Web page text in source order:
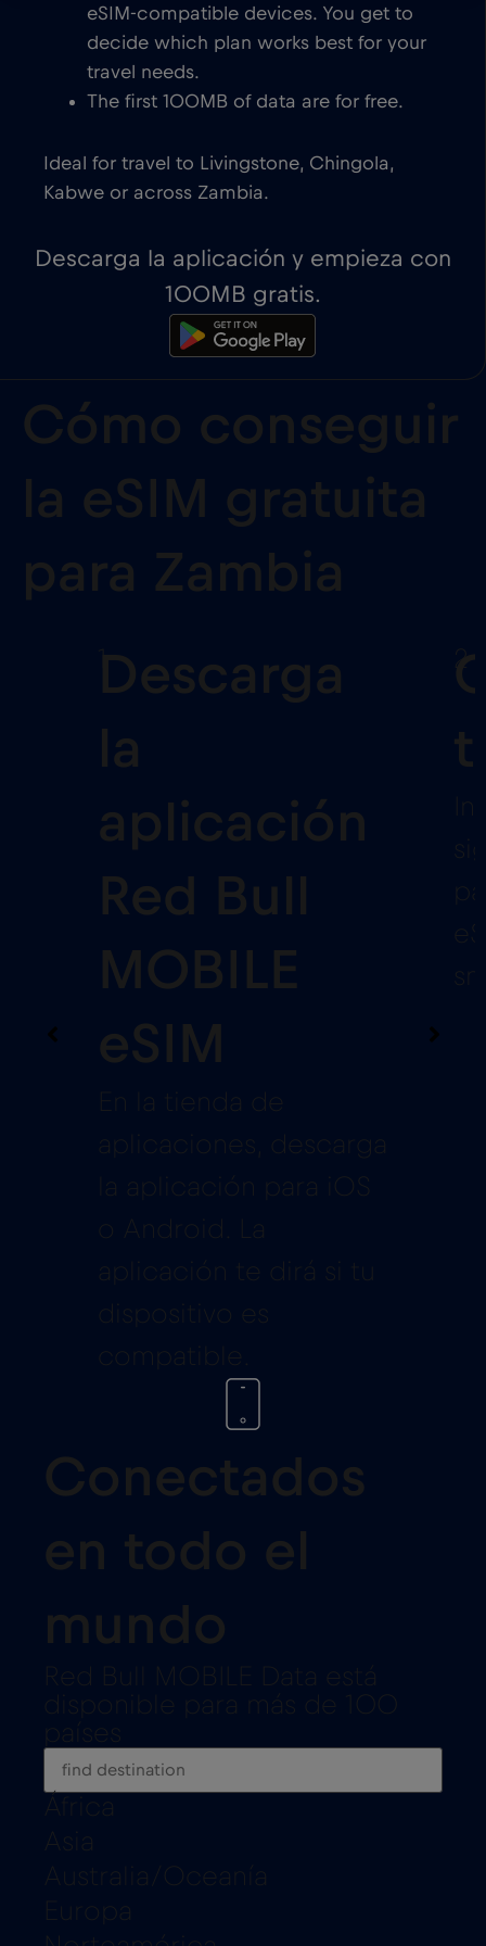
eSIM-compatible devices. You get to
decide which plan works best for your
travel needs.
The first 100MB of data are for free.
Ideal for travel to Livingstone, Chingola,
Kabwe or across Zambia.
Descarga la aplicación y empieza con
100MB gratis.
Cómo conseguir
la eSIM gratuita
para Zambia
1Descarga
la
aplicación
Red Bull
MOBILE
eSIM
En la tienda de
aplicaciones, descarga
la aplicación para iOS
o Android. La
aplicación te dirá si tu
dispositivo es
compatible.
2
Conectados
en todo el
mundo
Red Bull MOBILE Data está
disponible para más de 100
países
África
Asia
Australia/Oceanía
Europa